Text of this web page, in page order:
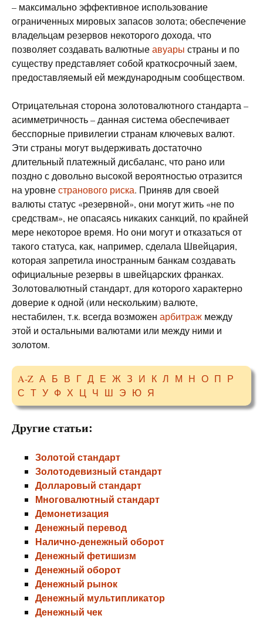
– максимально эффективное использование
ограниченных мировых запасов золота; обеспечение
владельцам резервов некоторого дохода, что
позволяет создавать валютныеавуары страны и по
существу представляет собой краткосрочный заем,
предоставляемый ей международным сообществом.
Отрицательная сторона золотовалютного стандарта –
асимметричность – данная система обеспечивает
бесспорные привилегии странам ключевых валют.
Эти страны могут выдерживать достаточно
длительный платежный дисбаланс, что рано или
поздно с довольно высокой вероятностью отразится
на уровнестранового риска. Приняв для своей
валюты статус «резервной», они могут жить «не по
средствам», не опасаясь никаких санкций, по крайней
мере некоторое время. Но они могут и отказаться от
такого статуса, как, например, сделала Швейцария,
которая запретила иностранным банкам создавать
официальные резервы в швейцарских франках.
Золотовалютный стандарт, для которого характерно
доверие к одной (или нескольким) валюте,
нестабилен, т.к. всегда возможен арбитраж между
этой и остальными валютами или между ними и
золотом.
A-Z А Б В Г Д Е Ж З И К Л М Н О П Р
С Т У Ф Х Ц Ч Ш Э Ю Я
Другие статьи:
Золотой стандарт
Золотодевизный стандарт
Долларовый стандарт
Многовалютный стандарт
Демонетизация
Денежный перевод
Налично-денежный оборот
Денежный фетишизм
Денежный оборот
Денежный рынок
Денежный мультипликатор
Денежный чек